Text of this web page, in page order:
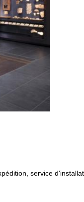
service